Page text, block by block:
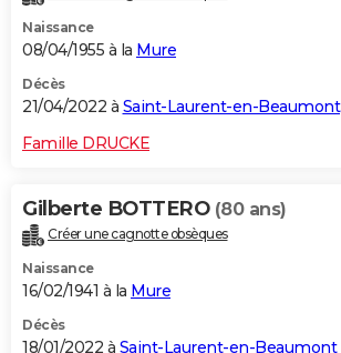
Naissance
08/04/1955 à la Mure
Décès
21/04/2022 à Saint-Laurent-en-Beaumont
Famille DRUCKE
Gilberte BOTTERO (80 ans)
Créer une cagnotte obsèques
Naissance
16/02/1941 à la Mure
Décès
18/01/2022 à Saint-Laurent-en-Beaumont